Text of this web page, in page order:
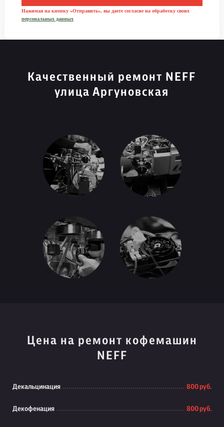
Нажимая на кнопку «Отправить», вы даете согласие на обработку своих
персональных данных
Качественный ремонт NEFF
улица Аргуновская
Цена на ремонт кофемашин
NEFF
Декальцинация 800 руб.
Декофенация 800 руб.